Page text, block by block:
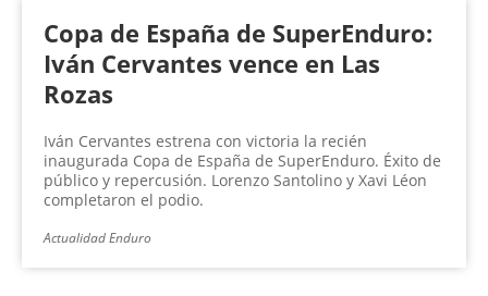
Copa de España de SuperEnduro:
Iván Cervantes vence en Las
Rozas
Iván Cervantes estrena con victoria la recién
inaugurada Copa de España de SuperEnduro. Éxito de
público y repercusión. Lorenzo Santolino y Xavi Léon
completaron el podio.
Actualidad Enduro